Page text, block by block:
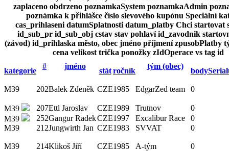
zaplaceno obdrzeno poznamkaSystem poznamkaAdmin
poznámka k přihlášce číslo slevového kupónu Speciální
cas_prihlaseni datumSplatnosti datum_platby Chci startovat
id_sub_pr id_sub_obj cstav stav pohlaví id_zavodnik
(závod) id_prihlaska město, obec jméno příjmení zpusobPlatby
cena velikost trička ponožky zIdOperace vs tag id
kategorie
# jméno
stát ročník
tým (obec)
M39 202Balek Zdeněk CZE1985 EdgarZed team 0
M39 207Ettl Jaroslav CZE1989 Trutnov
0
M39
252Gangur RadekCZE1997 Excalibur Race
0
M39
212Jungwirth Jan CZE1983 SVVAT 0
M39 214Klikoš Jiří CZE1985 A-tým 0